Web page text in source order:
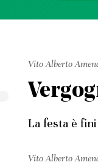
Vito Alberto
La festa è
Vito Alberto